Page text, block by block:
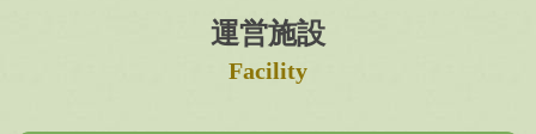
運営施設
Facility